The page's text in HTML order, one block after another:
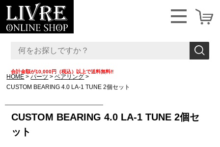
合計金額が10,000円（税込）以上で送料無料!!
HOME パーツ
ベアリング
CUSTOM BEARING 4.0 LA-1 TUNE 2個セット
CUSTOM BEARING 4.0 LA-1 TUNE 2個セ
ット